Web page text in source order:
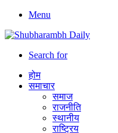
Menu
Search for
होम
समाचार
समाज
राजनीति
स्थानीय
राष्ट्रिय